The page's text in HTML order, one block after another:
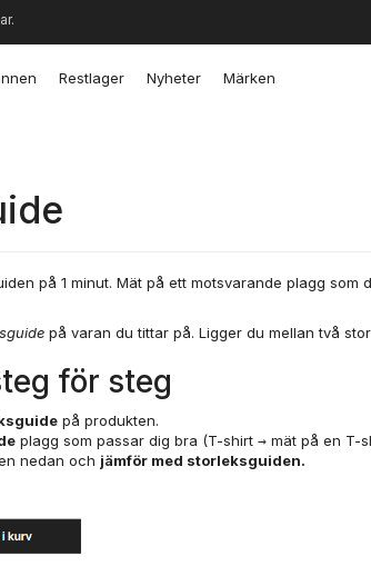
Restlager Nyheter Märken
på 1 minut. Mät på ett motsvarande plagg
på varan du tittar på. Ligger du mellan två
för steg
på produkten.
plagg som passar dig bra (T-shirt → mät på en T-
nedan och jämför med storleksguiden.